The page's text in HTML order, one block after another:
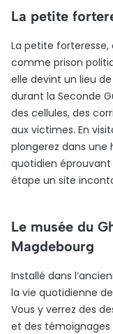
La petite
La petite forteresse,
comme prison
elle devint un lieu
durant la Seconde
des cellules, des
aux victimes. En
plongerez dans
quotidien
étape un site
Le musée du
Magdebourg
Installé dans
la vie quotidienne
Vous y verrez des
et des témoignages